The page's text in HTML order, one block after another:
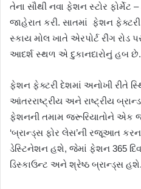
તેના સૌથી નવા ફેશન સ્ટોર ફોર્મેટ
જાહેરાત કરી. સાતમાં ફેશન
સ્કાય મોલ ખાતે એરપોર્ટ રીંગ
આદર્શ સ્થળ એ દુકાનદારોનું હબ છે.
ફેશન ફેક્ટરી દેશમાં અનોખી રીતે
આંતરરાષ્ટ્રીય અને રાષ્ટ્રીય
ફેશનની તમામ જરૂરિયાતોને એક
‘બ્રાન્ડ્સ ફોર લેસ’ની રજૂઆત
ડેસ્ટિનેશન હશે, જેમાં ફેશન 365
ડિસ્કાઉન્ટ અને શ્રેષ્ઠ બ્રાન્ડ્સ હશે.